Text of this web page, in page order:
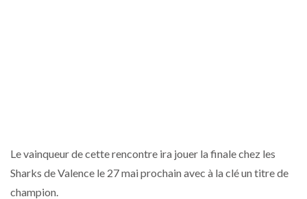
Le vainqueur de cette rencontre ira jouer la finale chez les
Sharks de Valence le 27 mai prochain avec à la clé un titre de
champion.